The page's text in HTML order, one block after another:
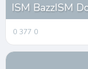
ISM BazzISM
0 377 0